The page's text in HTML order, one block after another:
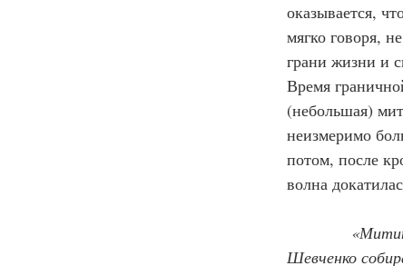
оказывается,
мягко говоря,
грани жизни и
Время
(небольшая)
неизмеримо
потом, после
волна
Шевченко